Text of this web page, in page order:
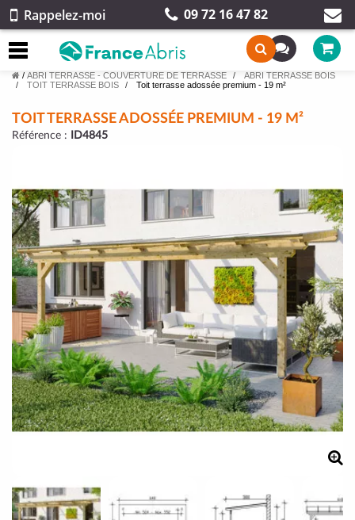
Rappelez-moi 09 72 16 47 82
/ ABRI TERRASSE - COUVERTURE DE TERRASSE
ABRI TERRASSE BOIS
TOIT TERRASSE BOIS
Toit terrasse adossée premium - 19 m²
TOIT TERRASSE ADOSSÉE PREMIUM - 19 M²
Référence : ID4845